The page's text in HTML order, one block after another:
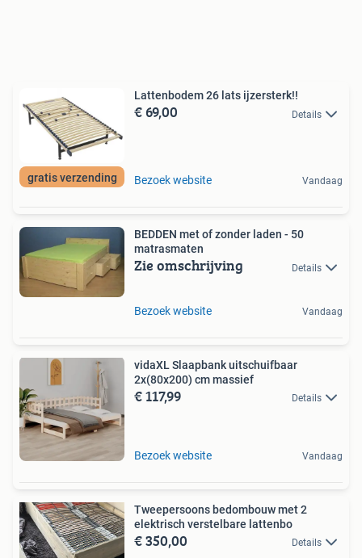
gratis verzending
Lattenbodem 26 lats ijzersterk!!
€ 69,00 Details
Bezoek website Vandaag
BEDDEN met of zonder laden - 50
matrasmaten
Zie omschrijving Details
Bezoek website Vandaag
vidaXL Slaapbank uitschuifbaar
2x(80x200) cm massief
€ 117,99 Details
Bezoek website Vandaag
Tweepersoons bedombouw met 2
elektrisch verstelbare lattenbo
€ 350,00 Details